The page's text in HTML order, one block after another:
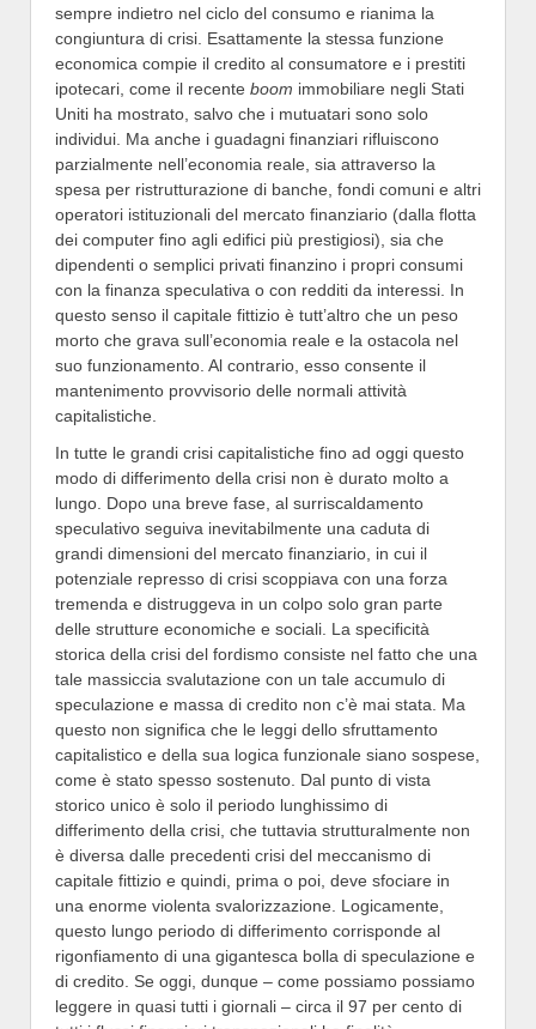
sempre indietro nel ciclo del consumo e rianima la
congiuntura di crisi. Esattamente la stessa funzione
economica compie il credito al consumatore e i prestiti
ipotecari, come il recente boom immobiliare negli Stati
Uniti ha mostrato, salvo che i mutuatari sono solo
individui. Ma anche i guadagni finanziari rifluiscono
parzialmente nell’economia reale, sia attraverso la
spesa per ristrutturazione di banche, fondi comuni e altri
operatori istituzionali del mercato finanziario (dalla flotta
dei computer fino agli edifici più prestigiosi), sia che
dipendenti o semplici privati finanzino i propri consumi
con la finanza speculativa o con redditi da interessi. In
questo senso il capitale fittizio è tutt’altro che un peso
morto che grava sull’economia reale e la ostacola nel
suo funzionamento. Al contrario, esso consente il
mantenimento provvisorio delle normali attività
capitalistiche.
In tutte le grandi crisi capitalistiche fino ad oggi questo
modo di differimento della crisi non è durato molto a
lungo. Dopo una breve fase, al surriscaldamento
speculativo seguiva inevitabilmente una caduta di
grandi dimensioni del mercato finanziario, in cui il
potenziale represso di crisi scoppiava con una forza
tremenda e distruggeva in un colpo solo gran parte
delle strutture economiche e sociali. La specificità
storica della crisi del fordismo consiste nel fatto che una
tale massiccia svalutazione con un tale accumulo di
speculazione e massa di credito non c’è mai stata. Ma
questo non significa che le leggi dello sfruttamento
capitalistico e della sua logica funzionale siano sospese,
come è stato spesso sostenuto. Dal punto di vista
storico unico è solo il periodo lunghissimo di
differimento della crisi, che tuttavia strutturalmente non
è diversa dalle precedenti crisi del meccanismo di
capitale fittizio e quindi, prima o poi, deve sfociare in
una enorme violenta svalorizzazione. Logicamente,
questo lungo periodo di differimento corrisponde al
rigonfiamento di una gigantesca bolla di speculazione e
di credito. Se oggi, dunque – come possiamo possiamo
leggere in quasi tutti i giornali – circa il 97 per cento di